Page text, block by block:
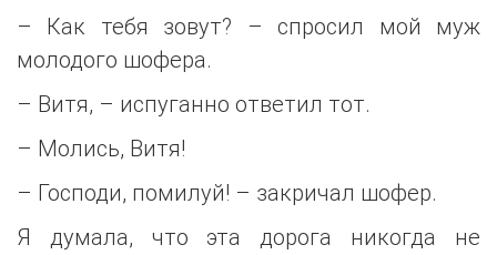
– Как тебя зовут? – спросил мой муж
молодого шофера.
– Витя, – испуганно ответил тот.
– Молись, Витя!
– Господи, помилуй! – закричал шофер.
Я думала, что эта дорога никогда не